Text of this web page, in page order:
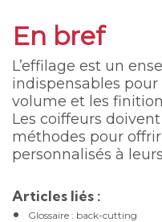
En bref
L’effilage est un
indispensables
volume et les
Les coiffeurs
méthodes pour
personnalisés à
Articles liés :
Glossaire : back-cutting